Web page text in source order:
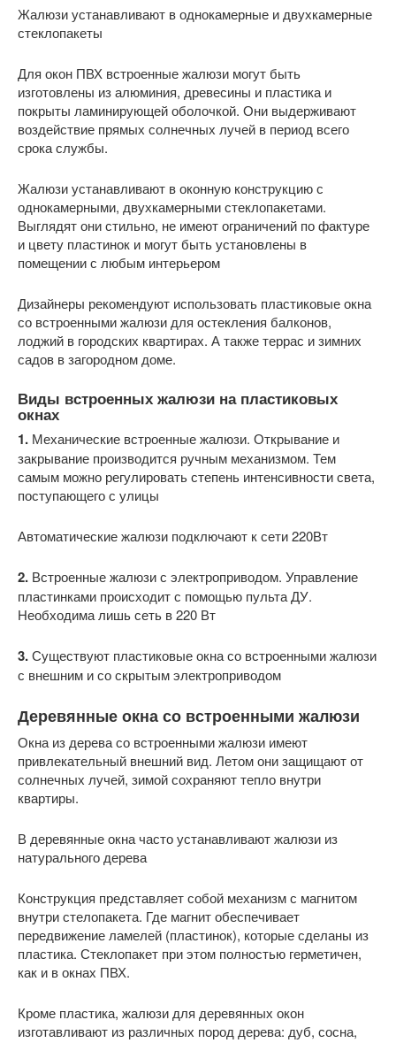
Жалюзи устанавливают в однокамерные и двухкамерные
стеклопакеты
Для окон ПВХ встроенные жалюзи могут быть
изготовлены из алюминия, древесины и пластика и
покрыты ламинирующей оболочкой. Они выдерживают
воздействие прямых солнечных лучей в период всего
срока службы.
Жалюзи устанавливают в оконную конструкцию с
однокамерными, двухкамерными стеклопакетами.
Выглядят они стильно, не имеют ограничений по фактуре
и цвету пластинок и могут быть установлены в
помещении с любым интерьером
Дизайнеры рекомендуют использовать пластиковые окна
со встроенными жалюзи для остекления балконов,
лоджий в городских квартирах. А также террас и зимних
садов в загородном доме.
Виды встроенных жалюзи на пластиковых
окнах
1. Механические встроенные жалюзи. Открывание и
закрывание производится ручным механизмом. Тем
самым можно регулировать степень интенсивности света,
поступающего с улицы
Автоматические жалюзи подключают к сети 220Вт
2. Встроенные жалюзи с электроприводом. Управление
пластинками происходит с помощью пульта ДУ.
Необходима лишь сеть в 220 Вт
3.Существуют пластиковые окна со встроенными жалюзи
с внешним и со скрытым электроприводом
Деревянные окна со встроенными жалюзи
Окна из дерева со встроенными жалюзи имеют
привлекательный внешний вид. Летом они защищают от
солнечных лучей, зимой сохраняют тепло внутри
квартиры.
В деревянные окна часто устанавливают жалюзи из
натурального дерева
Конструкция представляет собой механизм с магнитом
внутри стелопакета. Где магнит обеспечивает
передвижение ламелей (пластинок), которые сделаны из
пластика. Стеклопакет при этом полностью герметичен,
как и в окнах ПВХ.
Кроме пластика, жалюзи для деревянных окон
изготавливают из различных пород дерева: дуб, сосна,